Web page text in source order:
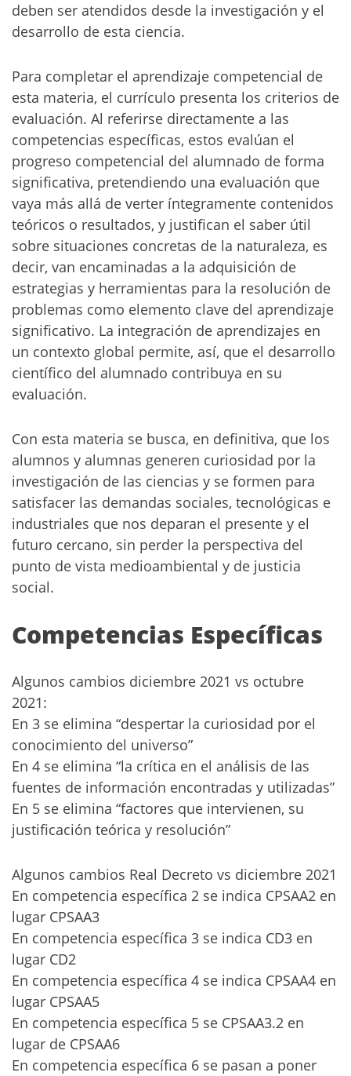
deben ser atendidos desde la investigación y el
desarrollo de esta ciencia.
Para completar el aprendizaje competencial de
esta materia, el currículo presenta los criterios de
evaluación. Al referirse directamente a las
competencias específicas, estos evalúan el
progreso competencial del alumnado de forma
significativa, pretendiendo una evaluación que
vaya más allá de verter íntegramente contenidos
teóricos o resultados, y justifican el saber útil
sobre situaciones concretas de la naturaleza, es
decir, van encaminadas a la adquisición de
estrategias y herramientas para la resolución de
problemas como elemento clave del aprendizaje
significativo. La integración de aprendizajes en
un contexto global permite, así, que el desarrollo
científico del alumnado contribuya en su
evaluación.
Con esta materia se busca, en definitiva, que los
alumnos y alumnas generen curiosidad por la
investigación de las ciencias y se formen para
satisfacer las demandas sociales, tecnológicas e
industriales que nos deparan el presente y el
futuro cercano, sin perder la perspectiva del
punto de vista medioambiental y de justicia
social.
Competencias Específicas
Algunos cambios diciembre 2021 vs octubre
2021:
En 3 se elimina “despertar la curiosidad por el
conocimiento del universo”
En 4 se elimina “la crítica en el análisis de las
fuentes de información encontradas y utilizadas”
En 5 se elimina “factores que intervienen, su
justificación teórica y resolución”
Algunos cambios Real Decreto vs diciembre 2021
En competencia específica 2 se indica CPSAA2 en
lugar CPSAA3
En competencia específica 3 se indica CD3 en
lugar CD2
En competencia específica 4 se indica CPSAA4 en
lugar CPSAA5
En competencia específica 5 se CPSAA3.2 en
lugar de CPSAA6
En competencia específica 6 se pasan a poner